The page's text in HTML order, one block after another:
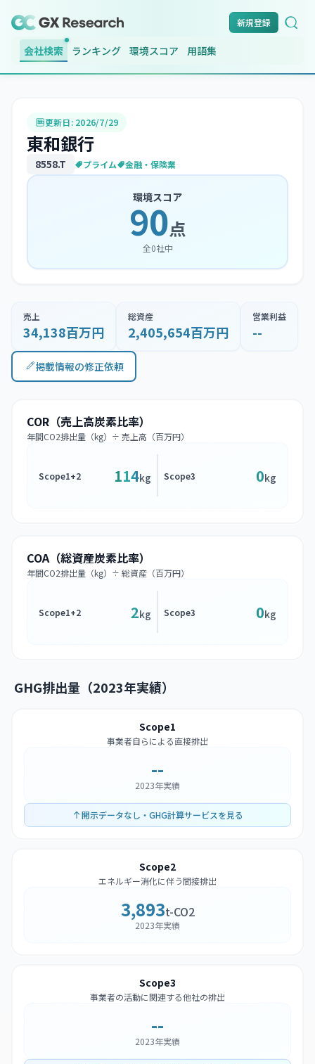
新規登録
会社検索 ランキング 環境スコア 用語集
更新日: 2026/7/29
東和銀行
8558.T プライム 金融・保険業
環境スコア
90点
全0社中
売上
34,138百万円
総資産
2,405,654百万円
営業利益
--
掲載情報の修正依頼
COR（売上高炭素比率）
年間CO2排出量（kg）÷ 売上高（百万円）
Scope1+2 114kg Scope3 0kg
COA（総資産炭素比率）
年間CO2排出量（kg）÷ 総資産（百万円）
Scope1+2 2kg Scope3 0kg
GHG排出量（2023年実績）
Scope1
事業者自らによる直接排出
--
2023年実績
開示データなし・GHG計算サービスを見る
Scope2
エネルギー消化に伴う間接排出
3,893t-CO2
2023年実績
Scope3
事業者の活動に関連する他社の排出
--
2023年実績